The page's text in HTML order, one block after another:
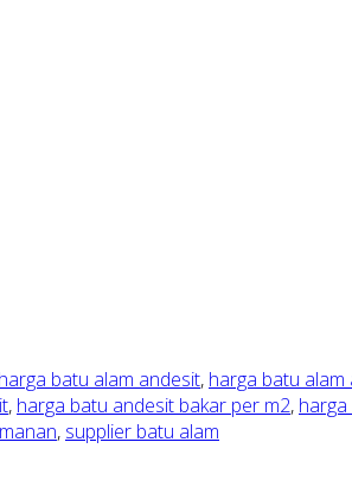
harga batu alam andesit, harga batu
, harga batu andesit bakar per m2,
, supplier batu alam